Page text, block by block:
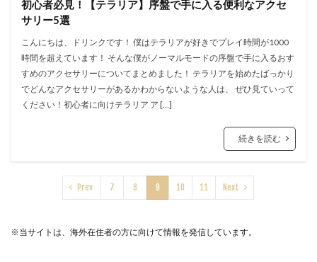
初心者必見！【テラリア】序盤で手に入る便利なアクセ
サリー5選
こんにちは、ドリンクです！ 僕はテラリアが好きでプレイ時間が1000
時間を超えています！ そんな僕がノーマルモードの序盤で手に入るおす
すめのアクセサリーについてまとめました！ テラリアを始めたばっかり
でどんなアクセサリーがあるかわからないような人は、 ぜひ見ていって
ください！初心者に向けテラリア ア […]
続きを読む
Prev 7 8 9 10 11 Next
※当サイトは、海外在住者の方に向けて情報を発信しています。